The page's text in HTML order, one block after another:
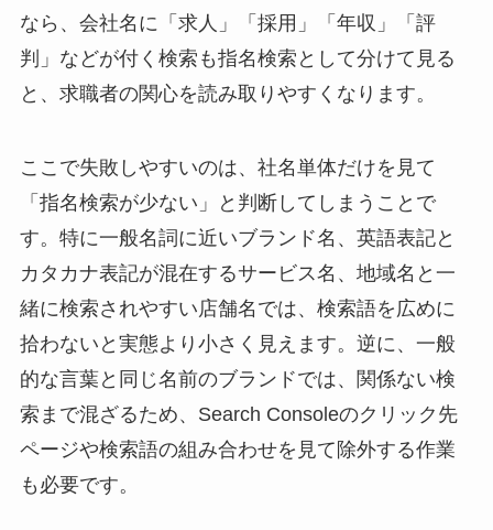
なら、会社名に「求人」「採用」「年収」「評
判」などが付く検索も指名検索として分けて見る
と、求職者の関心を読み取りやすくなります。
ここで失敗しやすいのは、社名単体だけを見て
「指名検索が少ない」と判断してしまうことで
す。特に一般名詞に近いブランド名、英語表記と
カタカナ表記が混在するサービス名、地域名と一
緒に検索されやすい店舗名では、検索語を広めに
拾わないと実態より小さく見えます。逆に、一般
的な言葉と同じ名前のブランドでは、関係ない検
索まで混ざるため、Search Consoleのクリック先
ページや検索語の組み合わせを見て除外する作業
も必要です。